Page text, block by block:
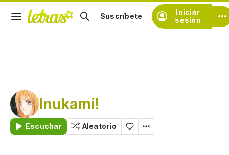
Iniciar
sesión
Suscríbete
Inukami!
Escuchar Aleatorio